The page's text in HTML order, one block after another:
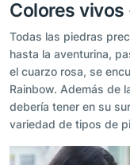
Colores
Todas las piedras
hasta la aventurina,
el cuarzo rosa, se
Rainbow. Además de
debería tener en su
variedad de tipos de